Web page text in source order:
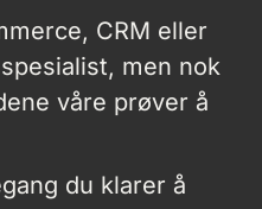
CRM eller
men nok
våre prøver å
du klarer å